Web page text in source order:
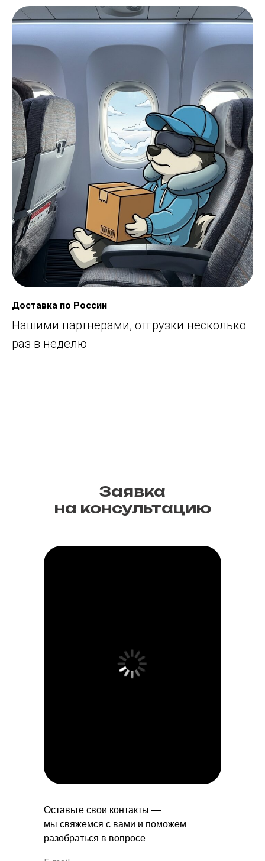
Доставка по России
Нашими партнёрами, отгрузки несколько
раз в неделю
Заявка
на консультацию
Оставьте свои контакты —
мы свяжемся с вами и поможем
разобраться в вопросе